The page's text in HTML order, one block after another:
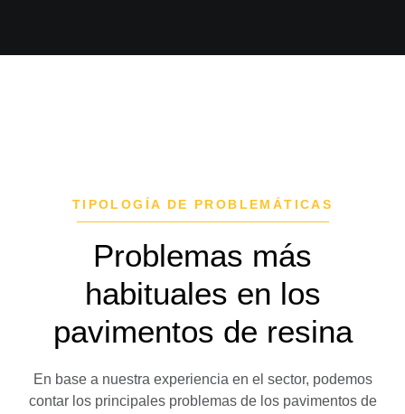
TIPOLOGÍA DE PROBLEMÁTICAS
Problemas más
habituales en los
pavimentos de resina
En base a nuestra experiencia en el sector, podemos
contar los principales problemas de los pavimentos de